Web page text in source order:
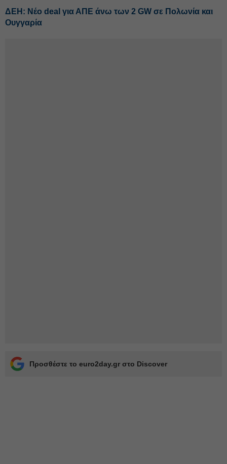
ΔΕΗ: Νέο deal για ΑΠΕ άνω των 2 GW σε Πολωνία και
Ουγγαρία
Προσθέστε το euro2day.gr στο Discover